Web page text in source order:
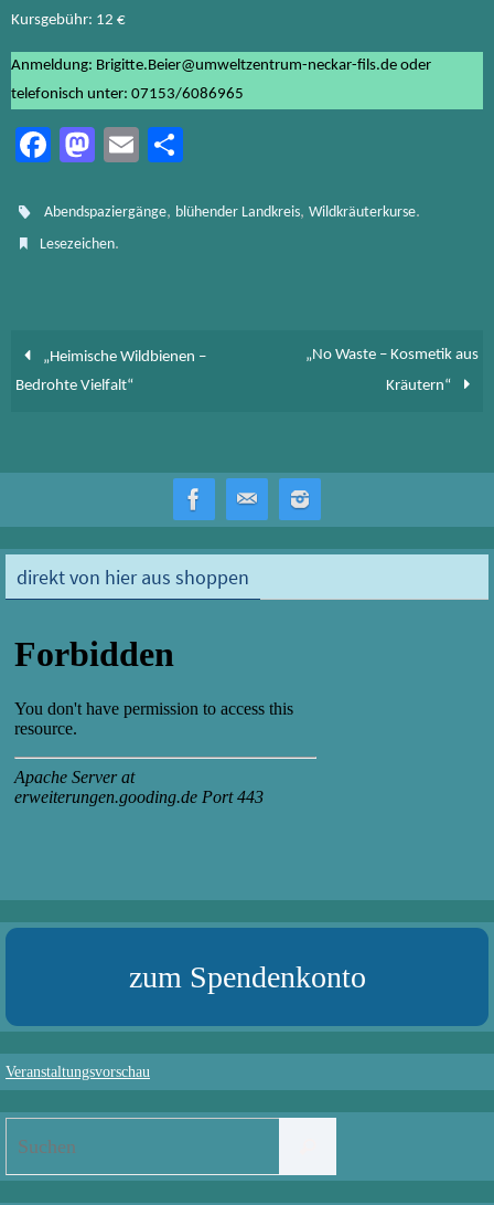
Kursgebühr: 12 €
Anmeldung: Brigitte.Beier@umweltzentrum-neckar-fils.de oder
telefonisch unter: 07153/6086965
Fa
b
o
M
to
d
E
ail n
Abendspaziergänge, blühender Landkreis,Wildkräuterkurse.
Lesezeichen.
„Heimische Wildbienen –
Bedrohte Vielfalt“
„No Waste – Kosmetik aus
Kräutern“
direkt von hier aus shoppen
zum Spendenkonto
Veranstaltungsvorschau